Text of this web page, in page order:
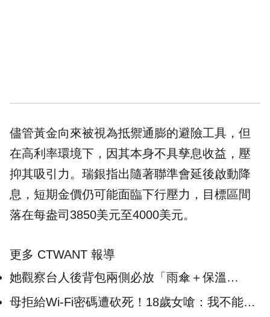
儘管黃金向來被視為抵禦通膨的避險工具，但
在高利率環境下，因其本身不具孳息收益，壓
抑其吸引力。瑞銀指出隨著聯準會延後啟動降
息，短期金價仍可能面臨下行壓力，目標區間
落在每盎司3850美元至4000美元。
更多 CTWANT 報導
她觀察台人後背包兩側必放「雨傘＋保溫
杯」？ 網笑：從小學起就是標配
母拒給Wi-Fi密碼遭砍死！18歲女嗆：我不能用